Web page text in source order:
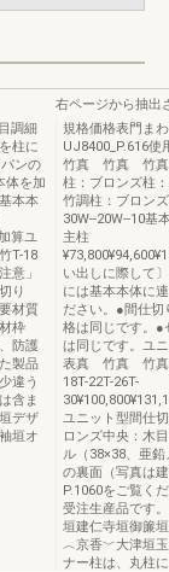
調細
柱に
ンの
体を加
本本
算ユ
T-18
意」
り
材質
枠
防護
製品
違う
含ま
デザ
垣オ
右ページから抽出
規格価格表門ま
UJ8400_P.616
竹真 竹真 竹真
柱：ブロンズ柱
竹調柱：ブロン
30W--20W--10基
主柱
い出しに際して
には基本本体に
ださい。●間仕切
格は同じです。●
は同じです。ユ
表真 竹真 竹
18T-22T-26T-
ユニット型間仕
ロンズ中央：木
ル（38×38、亜
の裏面（写真は
P.1060をご覧く
受注生産品です
垣建仁寺垣御簾
︿京香﹀大津垣
ナー柱は、丸柱